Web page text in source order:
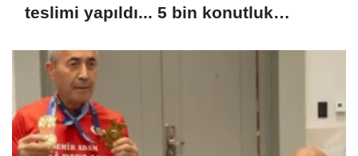
teslimi yapıldı... 5 bin konutluk